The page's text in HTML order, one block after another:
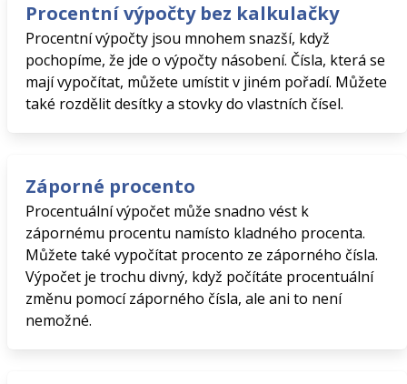
Procentní výpočty bez kalkulačky
Procentní výpočty jsou mnohem snazší, když
pochopíme, že jde o výpočty násobení. Čísla, která se
mají vypočítat, můžete umístit v jiném pořadí. Můžete
také rozdělit desítky a stovky do vlastních čísel.
Záporné procento
Procentuální výpočet může snadno vést k
zápornému procentu namísto kladného procenta.
Můžete také vypočítat procento ze záporného čísla.
Výpočet je trochu divný, když počítáte procentuální
změnu pomocí záporného čísla, ale ani to není
nemožné.